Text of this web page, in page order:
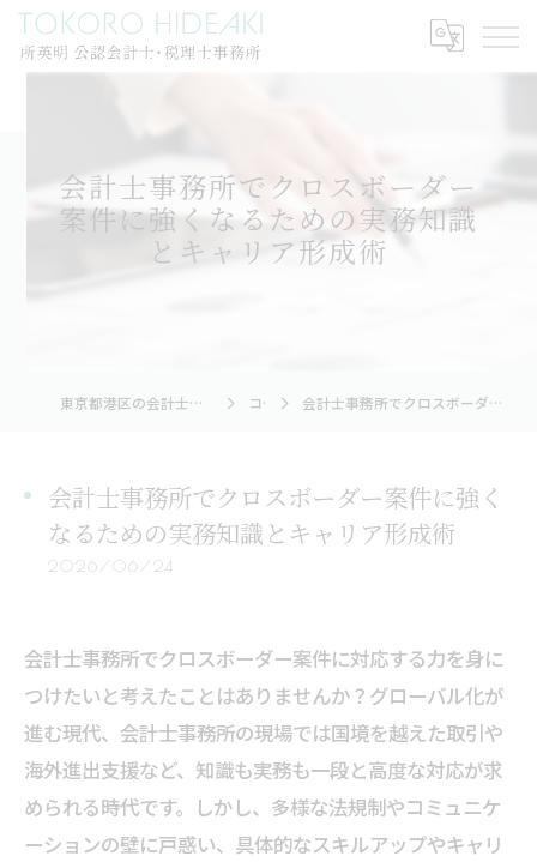
会計士事務所でクロスボーダー
案件に強くなるための実務知識
とキャリア形成術
東京都港区の会計士なら所英明公認会計士・税理士事務所 コラム 会計士事務所でクロスボーダー案件に強くなるための実務知識とキャリア形成術
会計士事務所でクロスボーダー案件に強く
なるための実務知識とキャリア形成術
2026/06/24
会計士事務所でクロスボーダー案件に対応する力を身に
つけたいと考えたことはありませんか？グローバル化が
進む現代、会計士事務所の現場では国境を越えた取引や
海外進出支援など、知識も実務も一段と高度な対応が求
められる時代です。しかし、多様な法規制やコミュニケ
ーションの壁に戸惑い、具体的なスキルアップやキャリ